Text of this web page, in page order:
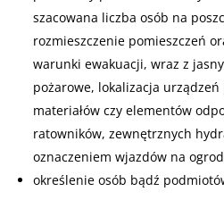
szacowana liczba osób na
rozmieszczenie pomieszczeń
warunki ewakuacji, wraz z
pożarowe, lokalizacja
materiałów czy elementów
ratowników, zewnętrznych
oznaczeniem wjazdów na
określenie osób bądź